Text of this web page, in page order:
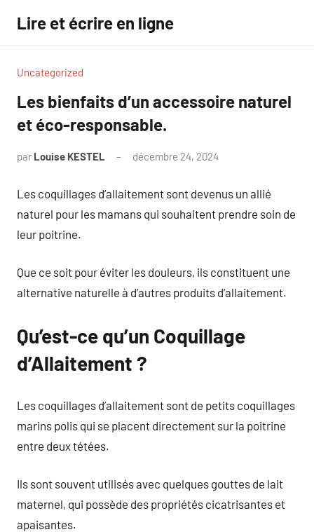
contenu
Lire et écrire en ligne
Uncategorized
Les bienfaits d’un accessoire naturel
et éco-responsable.
par Louise KESTEL décembre 24, 2024
Les coquillages d’allaitement sont devenus un allié
naturel pour les mamans qui souhaitent prendre soin de
leur poitrine.
Que ce soit pour éviter les douleurs, ils constituent une
alternative naturelle à d’autres produits d’allaitement.
Qu’est-ce qu’un Coquillage
d’Allaitement ?
Les coquillages d’allaitement sont de petits coquillages
marins polis qui se placent directement sur la poitrine
entre deux tétées.
Ils sont souvent utilisés avec quelques gouttes de lait
maternel, qui possède des propriétés cicatrisantes et
apaisantes.